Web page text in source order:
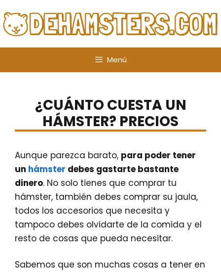
al
contenido
Menú
¿CUÁNTO CUESTA UN
HÁMSTER? PRECIOS
Aunque parezca barato, para poder tener
un hámster debes gastarte bastante
dinero. No solo tienes que comprar tu
hámster, también debes comprar su jaula,
todos los accesorios que necesita y
tampoco debes olvidarte de la comida y el
resto de cosas que pueda necesitar.
Sabemos que son muchas cosas a tener en